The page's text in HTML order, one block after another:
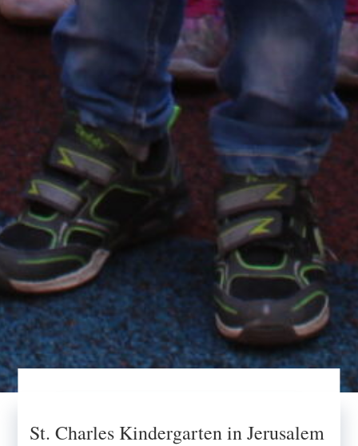
St. Charles Kindergarten in Jerusalem